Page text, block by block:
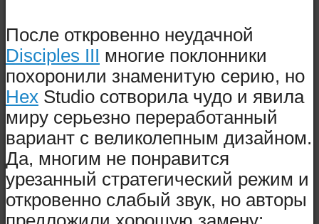
После откровенно неудачной
Disciples III многие поклонники
похоронили знаменитую серию, но
Hex Studio сотворила чудо и явила
миру серьезно переработанный
вариант с великолепным дизайном.
Да, многим не понравится
урезанный стратегический режим и
откровенно слабый звук, но авторы